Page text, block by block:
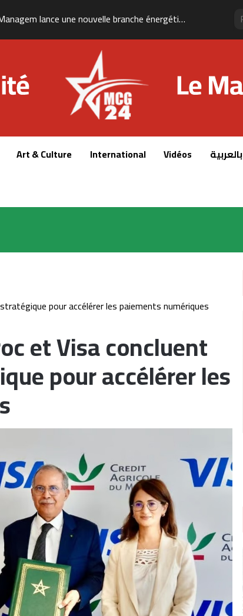
Managem lance une nouvelle branche énergétique et mise sur le gaz naturel pour accélérer sa croissance
Art & Culture International Vidéos بالعربية
pour accélérer les paiements numériques
et Visa concluent
pour accélérer les